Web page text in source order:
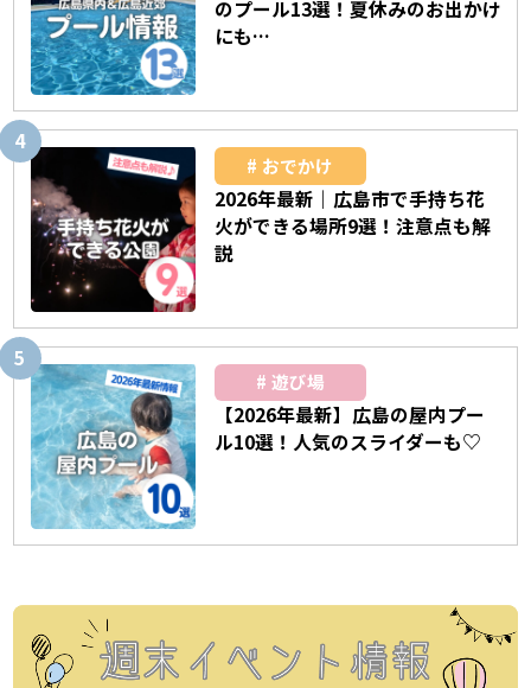
のプール13選！夏休みのお出かけ
にも…
おでかけ
2026年最新｜広島市で手持ち花
火ができる場所9選！注意点も解
説
遊び場
【2026年最新】広島の屋内プー
ル10選！人気のスライダーも♡